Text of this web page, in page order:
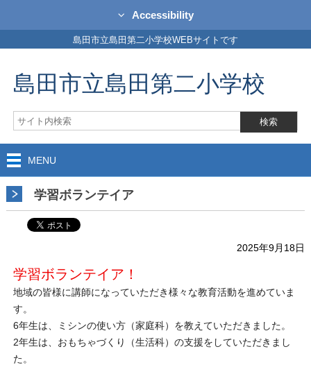
Accessibility
島田市立島田第二小学校WEBサイトです
島田市立島田第二小学校
MENU
学習ボランテイア
2025年9月18日
学習ボランテイア！
地域の皆様に講師になっていただき様々な教育活動を進めていま
す。
6年生は、ミシンの使い方（家庭科）を教えていただきました。
2年生は、おもちゃづくり（生活科）の支援をしていただきまし
た。